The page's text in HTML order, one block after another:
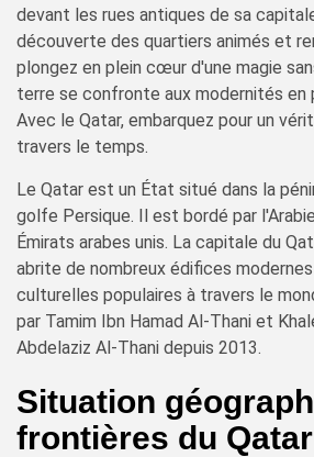
devant les rues antiques de sa
découverte des quartiers animés et
plongez en plein cœur d'une magie
terre se confronte aux modernités en
Avec le Qatar, embarquez pour un
travers le temps.
Le Qatar est un État situé dans la
golfe Persique. Il est bordé par
Émirats arabes unis. La capitale du
abrite de nombreux édifices
culturelles populaires à travers le
par Tamim Ibn Hamad Al-Thani et
Abdelaziz Al-Thani depuis 2013.
Situation
frontières du Qatar